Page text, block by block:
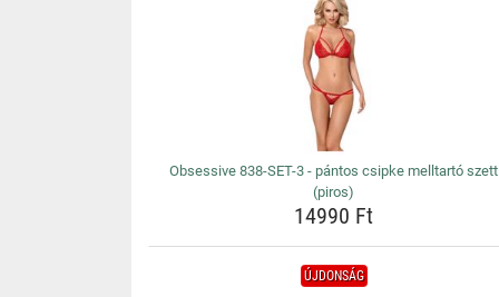
Obsessive 838-SET-3 - pántos csipke melltartó szett
(piros)
14990 Ft
ÚJDONSÁG